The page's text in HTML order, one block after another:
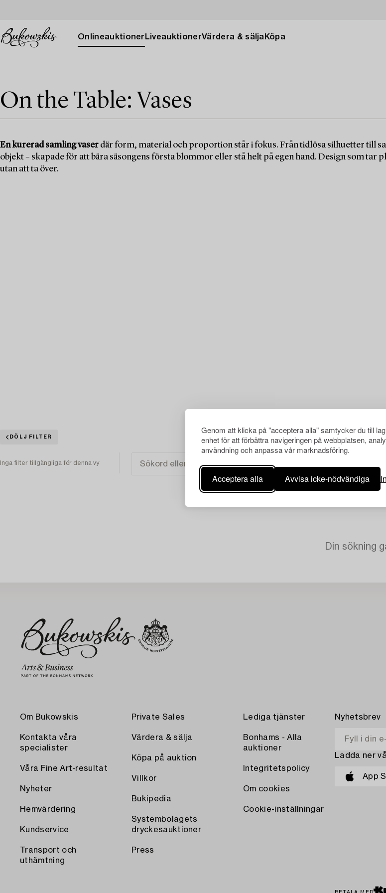
Genom att klicka på "acceptera alla" samtycker du till
enhet för att förbättra navigeringen på webbplatsen,
användning och anpassa vår marknadsföring.
Acceptera alla Avvisa icke-nödvändiga
Onlineauktioner LiveauktionerVärdera & sälja Köpa
On the Table: Vases
En kurerad samling vaser där form, material och proportion står i fokus. Från tidlösa silhuetter till
objekt – skapade för att bära säsongens första blommor eller stå helt på egen hand. Design som tar
utan att ta över.
DÖLJ FILTER
Inga filter tillgängliga för denna vy
Din sökning
Om Bukowskis
Kontakta våra
specialister
Våra Fine Art-resultat
Nyheter
Hemvärdering
Kundservice
Transport och
uthämtning
Private Sales
Värdera & sälja
Köpa på auktion
Villkor
Bukipedia
Systembolagets
dryckesauktioner
Press
Lediga tjänster
Bonhams - Alla
auktioner
Integritetspolicy
Om cookies
Cookie-inställningar
Nyhetsbrev
Ladda ner
App